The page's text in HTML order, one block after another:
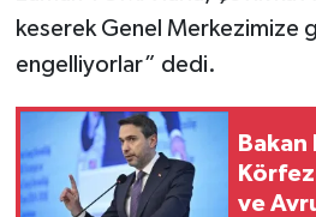
keserek Genel Merkezimize
engelliyorlar” dedi.
Körfez
ve